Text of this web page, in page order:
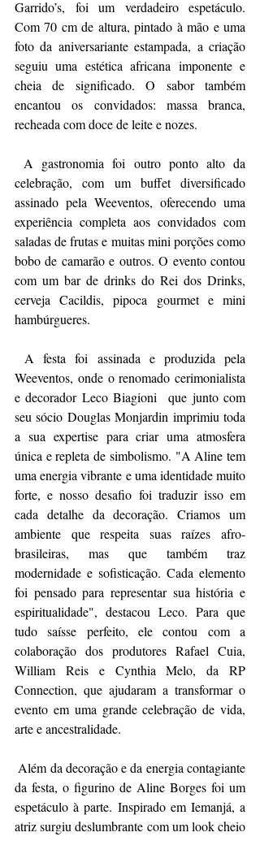
Garrido’s, foi um verdadeiro espetáculo.
Com 70 cm de altura, pintado à mão e uma
foto da aniversariante estampada, a criação
seguiu uma estética africana imponente e
cheia de significado. O sabor também
encantou os convidados: massa branca,
recheada com doce de leite e nozes.
A gastronomia foi outro ponto alto da
celebração, com um buffet diversificado
assinado pela Weeventos, oferecendo uma
experiência completa aos convidados com
saladas de frutas e muitas mini porções como
bobo de camarão e outros. O evento contou
com um bar de drinks do Rei dos Drinks,
cerveja Cacildis, pipoca gourmet e mini
hambúrgueres.
A festa foi assinada e produzida pela
Weeventos, onde o renomado cerimonialista
e decorador Leco Biagioni  que junto com
seu sócio Douglas Monjardin imprimiu toda
a sua expertise para criar uma atmosfera
única e repleta de simbolismo. "A Aline tem
uma energia vibrante e uma identidade muito
forte, e nosso desafio foi traduzir isso em
cada detalhe da decoração. Criamos um
ambiente que respeita suas raízes afro-
brasileiras, mas que também traz
modernidade e sofisticação. Cada elemento
foi pensado para representar sua história e
espiritualidade", destacou Leco. Para que
tudo saísse perfeito, ele contou com a
colaboração dos produtores Rafael Cuia,
William Reis e Cynthia Melo, da RP
Connection, que ajudaram a transformar o
evento em uma grande celebração de vida,
arte e ancestralidade.
Além da decoração e da energia contagiante
da festa, o figurino de Aline Borges foi um
espetáculo à parte. Inspirado em Iemanjá, a
atriz surgiu deslumbrante com um look cheio